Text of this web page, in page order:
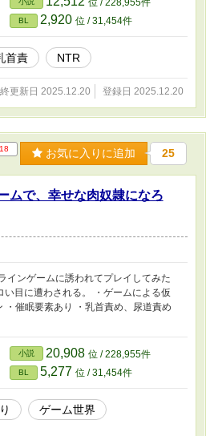
位 / 228,955件
BL 2,920 位 / 31,454件
首責 NTR
更新日 2025.12.20 登録日 2025.12.20
お気に入りに追加 25
ムで、幸せな肉奴隷になろ
インゲームに誘われてプレイしてみた
い目に遭わされる。 ・ゲームによる仮
・催眠要素あり ・乳首責め、尿道責め
小説 20,908 位 / 228,955件
BL 5,277 位 / 31,454件
ゲーム世界